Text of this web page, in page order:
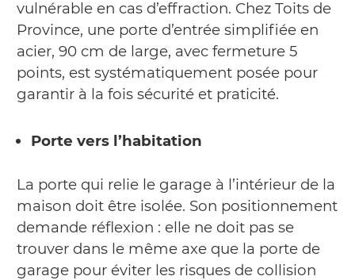
vulnérable en cas d’effraction. Chez Toits de
Province, une porte d’entrée simplifiée en
acier, 90 cm de large, avec fermeture 5
points, est systématiquement posée pour
garantir à la fois sécurité et praticité.
Porte vers l’habitation
La porte qui relie le garage à l’intérieur de la
maison doit être isolée. Son positionnement
demande réflexion : elle ne doit pas se
trouver dans le même axe que la porte de
garage pour éviter les risques de collision